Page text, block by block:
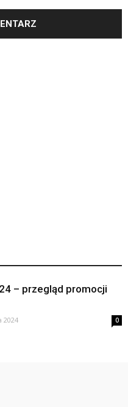
– przegląd promocji
2024 0